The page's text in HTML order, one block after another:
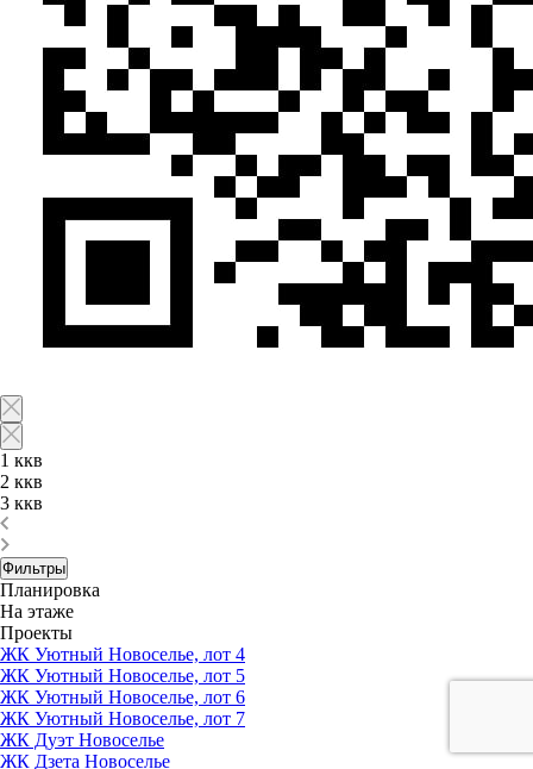
1 ккв
2 ккв
3 ккв
Фильтры
Планировка
На этаже
Проекты
ЖК Уютный Новоселье, лот 4
ЖК Уютный Новоселье, лот 5
ЖК Уютный Новоселье, лот 6
ЖК Уютный Новоселье, лот 7
ЖК Дуэт Новоселье
ЖК Дзета Новоселье